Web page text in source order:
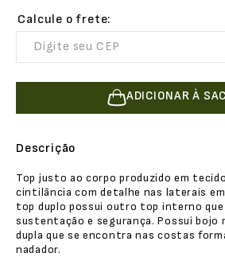
ADICIONAR À
Descrição
Top justo ao corpo produzido em
cintilância com detalhe nas laterais
top duplo possui outro top interno
sustentação e segurança. Possui bojo
dupla que se encontra nas costas
nadador.